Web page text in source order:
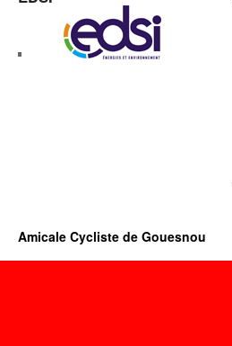
Amicale Cycliste de Gouesnou